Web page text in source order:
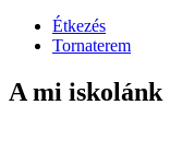
Étkezés
Tornaterem
A mi iskolánk